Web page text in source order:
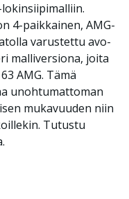
4-paikkainen, AMG-
varustettu avo-
malliversiona, joita
AMG. Tämä
unohtumattoman
mukavuuden niin
Tutustu